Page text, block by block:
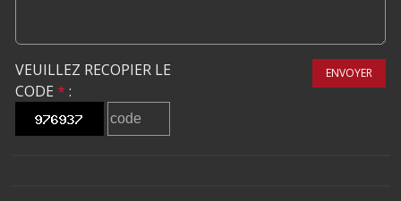
VEUILLEZ RECOPIER LE
CODE * :
ENVOYER